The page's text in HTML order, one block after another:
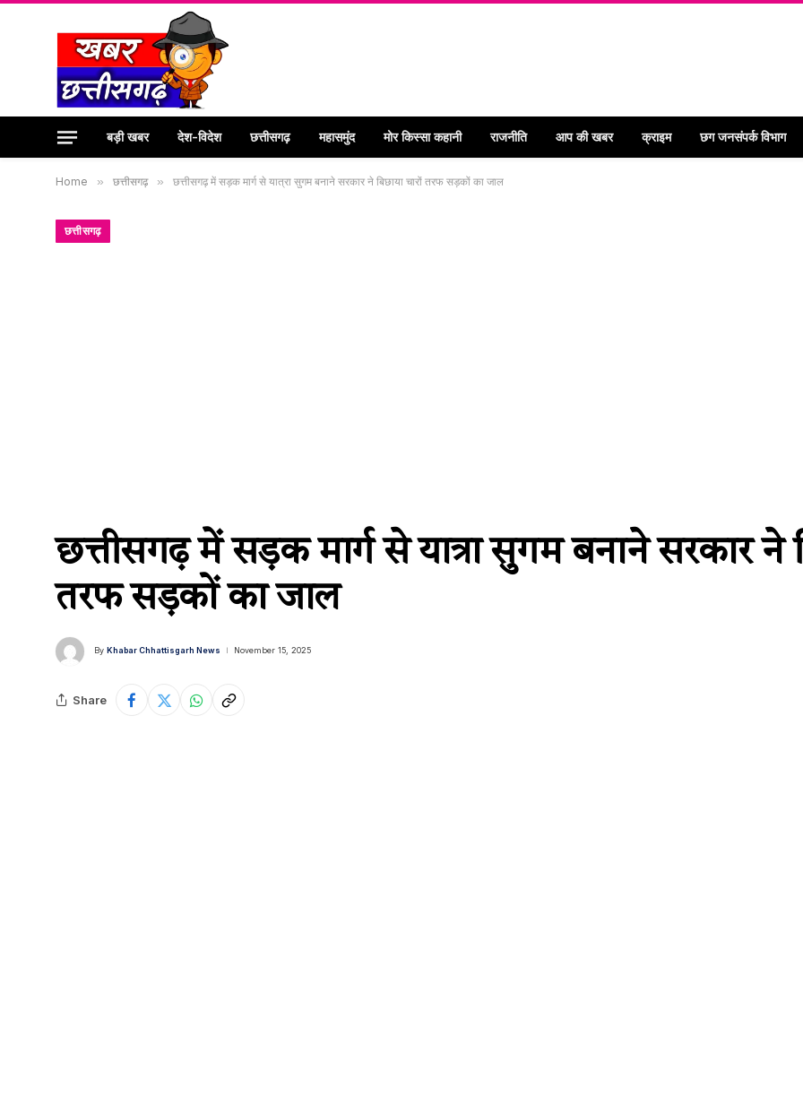
बड़ी खबर देश-विदेश छत्तीसगढ़ महासमुंद मोर किस्सा कहानी राजनीति आप की खबर क्राइम छग जनसंपर्क विभाग
Home » छत्तीसगढ़ » छत्तीसगढ़ में सड़क मार्ग से यात्रा सुगम बनाने सरकार ने बिछाया चारों तरफ सड़कों का जाल
छत्तीसगढ़
छत्तीसगढ़ में सड़क मार्ग से यात्रा सुगम बनाने सरकार ने
तरफ सड़कों का जाल
By Khabar Chhattisgarh News November 15, 2025
Share